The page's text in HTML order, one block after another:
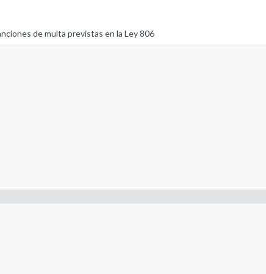
de multa previstas en la Ley 806